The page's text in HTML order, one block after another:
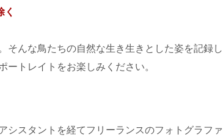
そんな鳥たちの自然な生き生きとした姿を記録し
トレイトをお楽しみください。
シスタントを経てフリーランスのフォトグラファ